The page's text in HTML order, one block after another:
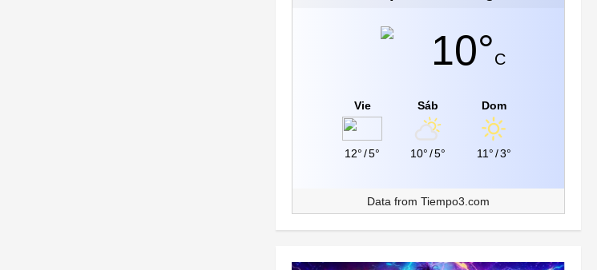
10°C
Vie
12° /5°
Sáb
10° /5°
Dom
11°/3°
Data from Tiempo3.com